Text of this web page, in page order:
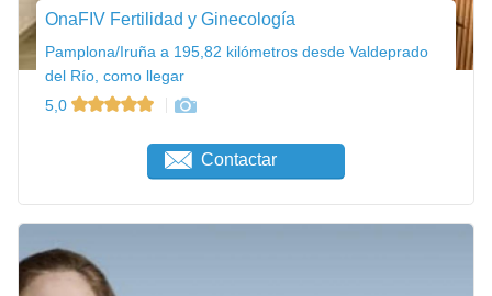
OnaFIV Fertilidad y Ginecología
Pamplona/Iruña a 195,82 kilómetros desde Valdeprado
del Río, como llegar
5,0
Contactar